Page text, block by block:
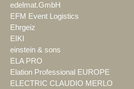
edelmat.GmbH
EFM Event Logistics
Ehrgeiz
EIKI
einstein & sons
ELA PRO
Elation Professional EUROPE
ELECTRIC CLAUDIO MERLO